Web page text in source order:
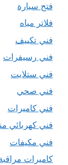
فتح سيارة
فلاتر مياه
فني تكييف
فني رسيفرات
فني ستلايت
فني صحي
فني كاميرات
فني كهربائي
فني مكيفات
كاميرات